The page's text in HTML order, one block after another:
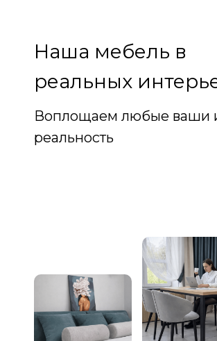
Воплощаем любые ваши
реальность
Наша мебель в
реальных